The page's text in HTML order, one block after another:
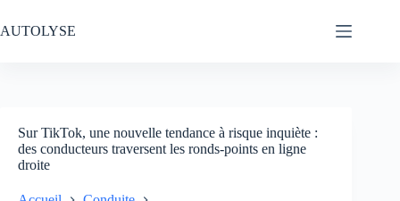
au
contenu
AUTOLYSE
Sur TikTok, une nouvelle tendance à risque inquiète :
des conducteurs traversent les ronds-points en ligne
droite